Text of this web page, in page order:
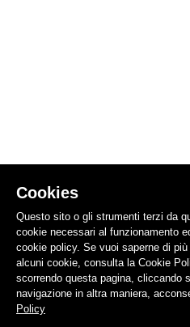
Cookies
Questo sito o gli strumenti terzi da
cookie necessari al funzionamento
cookie policy. Se vuoi saperne di
alcuni cookie, consulta la Cookie
scorrendo questa pagina, cliccando
navigazione in altra maniera,
Policy